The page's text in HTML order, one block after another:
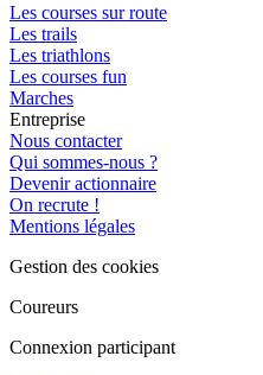
Les courses sur route
Les trails
Les triathlons
Les courses fun
Marches
Entreprise
Nous contacter
Qui sommes-nous ?
Devenir actionnaire
On recrute !
Mentions légales
Gestion des cookies
Coureurs
Connexion participant